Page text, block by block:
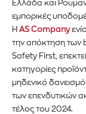
Ελλάδα και
εμπορικές
Η AS Company
την απόκτηση των
Safety First,
κατηγορίες
μηδενικό δανεισμό
των επενδυτικών
τέλος του 2024.